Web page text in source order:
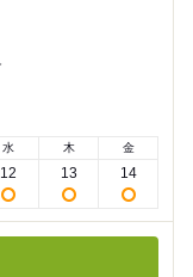
水
12
木
13
金
14